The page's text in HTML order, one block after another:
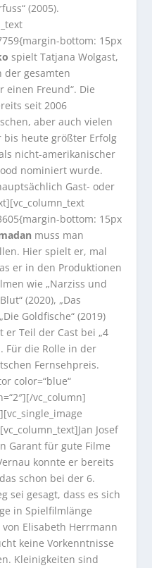
(2005).
bottom: 15px
spielt Tatjana Wolgast,
der gesamten
einen Freund“. Die
seit 2006
aber auch vielen
bis heute größter Erfolg
nicht-amerikanischer
nominiert wurde.
Gast- oder
bottom: 15px
muss man
Hier spielt er, mal
er in den Produktionen
wie „Narziss und
(2020), „Das
Goldfische“ (2019)
er Teil der Cast bei „4
Für die Rolle in der
Fernsehpreis.
color=“blue“
vc_column]
Josef
Garant für gute Filme
konnte er bereits
schon bei der 6.
sei gesagt, dass es sich
in Spielfilmlänge
Elisabeth Herrmann
keine Vorkenntnisse
Kleinigkeiten sind